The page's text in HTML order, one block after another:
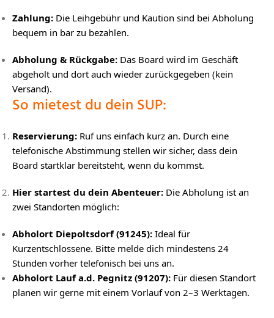
Zahlung: Die Leihgebühr und Kaution sind bei Abholung
bequem in bar zu bezahlen.
Abholung & Rückgabe: Das Board wird im Geschäft
abgeholt und dort auch wieder zurückgegeben (kein
Versand).
So mietest du dein SUP:
Reservierung: Ruf uns einfach kurz an. Durch eine
telefonische Abstimmung stellen wir sicher, dass dein
Board startklar bereitsteht, wenn du kommst.
Hier startest du dein Abenteuer: Die Abholung ist an
zwei Standorten möglich:
Abholort Diepoltsdorf (91245): Ideal für
Kurzentschlossene. Bitte melde dich mindestens 24
Stunden vorher telefonisch bei uns an.
Abholort Lauf a.d. Pegnitz (91207): Für diesen Standort
planen wir gerne mit einem Vorlauf von 2–3 Werktagen.